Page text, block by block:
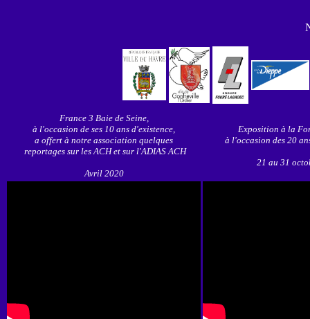
France 3 Baie de Seine,
à l'occasion de ses 10 ans d'existence,
a offert à notre association quelques
reportages sur les ACH et sur l'ADIAS ACH
Avril 2020
Exposition à la
à l'occasion des 20
21 au 31